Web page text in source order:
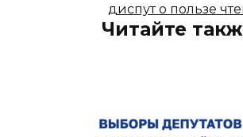
диспут о пользе
Читайте